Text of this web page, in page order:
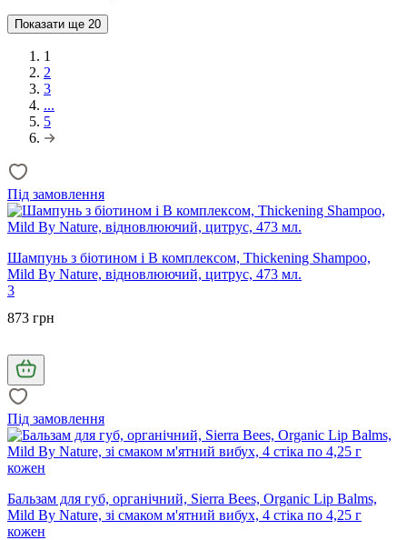
Показати ще 20
1
2
3
...
5
Під замовлення
Шампунь з біотином і В комплексом, Thickening Shampoo,
Mild By Nature, відновлюючий, цитрус, 473 мл.
3
873 грн
Під замовлення
Бальзам для губ, органічний, Sierra Bees, Organic Lip Balms,
Mild By Nature, зі смаком м'ятний вибух, 4 стіка по 4,25 г
кожен